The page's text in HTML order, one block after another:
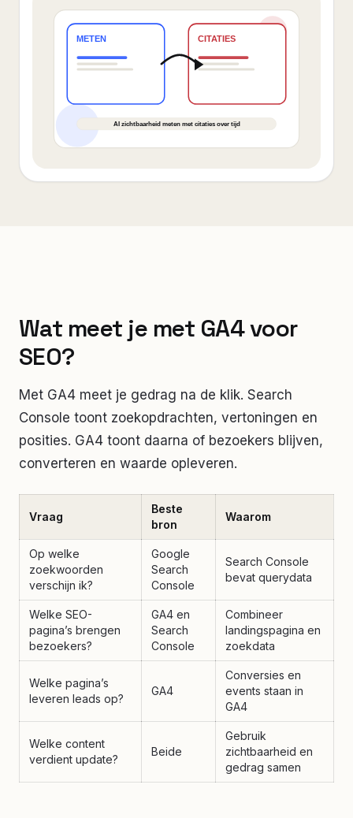
Wat meet je met GA4 voor
SEO?
Met GA4 meet je gedrag na de klik. Search
Console toont zoekopdrachten, vertoningen en
posities. GA4 toont daarna of bezoekers blijven,
converteren en waarde opleveren.
Vraag
Beste
bron
Waarom
Op welke
zoekwoorden
verschijn ik?
Google
Search
Console
Search Console
bevat querydata
Welke SEO-
pagina’s brengen
bezoekers?
GA4 en
Search
Console
Combineer
landingspagina en
zoekdata
Welke pagina’s
leveren leads op?
GA4
Conversies en
events staan in
GA4
Welke content
verdient update?
Beide
Gebruik
zichtbaarheid en
gedrag samen